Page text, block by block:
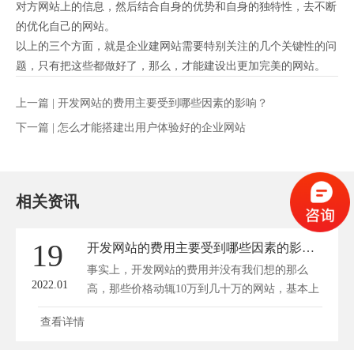
对方网站上的信息，然后结合自身的优势和自身的独特性，去不断
的优化自己的网站。
以上的三个方面，就是企业建网站需要特别关注的几个关键性的问
题，只有把这些都做好了，那么，才能建设出更加完美的网站。
上一篇 | 开发网站的费用主要受到哪些因素的影响？
下一篇 | 怎么才能搭建出用户体验好的企业网站
相关资讯
19
2022.01
开发网站的费用主要受到哪些因素的影响？
事实上，开发网站的费用并没有我们想的那么
高，那些价格动辄10万到几十万的网站，基本上
都是...
查看详情